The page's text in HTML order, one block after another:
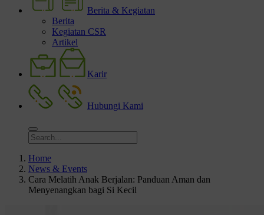
Berita & Kegiatan
Berita
Kegiatan CSR
Artikel
Karir
Hubungi Kami
Home
News & Events
Cara Melatih Anak Berjalan: Panduan Aman dan
Menyenangkan bagi Si Kecil